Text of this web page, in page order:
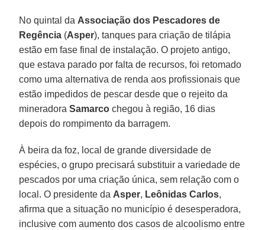
No quintal da Associação dos Pescadores de
Regência (Asper), tanques para criação de tilápia
estão em fase final de instalação. O projeto antigo,
que estava parado por falta de recursos, foi retomado
como uma alternativa de renda aos profissionais que
estão impedidos de pescar desde que o rejeito da
mineradoraSamarco chegou à região, 16 dias
depois do rompimento da barragem.
À beira da foz, local de grande diversidade de
espécies, o grupo precisará substituir a variedade de
pescados por uma criação única, sem relação com o
local. O presidente da Asper, Leônidas Carlos,
afirma que a situação no município é desesperadora,
inclusive com aumento dos casos de alcoolismo entre